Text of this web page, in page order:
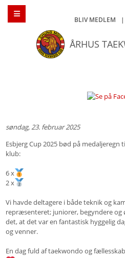
BLIV MEDLEM |
ÅRHUS
søndag, 23. februar 2025
Esbjerg Cup 2025 bød på
klub:
6 x
2 x
Vi havde deltagere i både teknik og
repræsenteret; juniorer, begyndere og
det, at det var en fantastisk hyggelig
og venner.
En dag fuld af taekwondo og